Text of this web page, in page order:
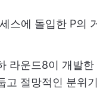
스에 돌입한 P의
라운드8이 개발
고 절망적인 분위